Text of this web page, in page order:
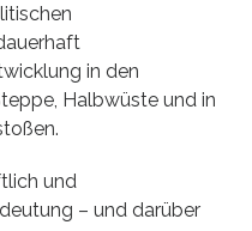
in den
Halbwüste und in
und
– und darüber